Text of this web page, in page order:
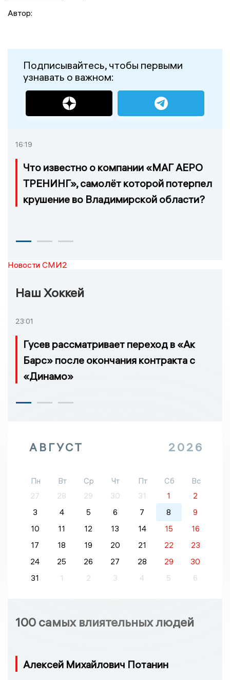
Автор:
Подписывайтесь, чтобы первыми
узнавать о важном:
16:19
Что известно о компании «МАГ АЕРО
ТРЕНИНГ», самолёт которой потерпел
крушение во Владимирской области?
Новости СМИ2
Наш Хоккей
23:01
Гусев рассматривает переход в «Ак
Барс» после окончания контракта с
«Динамо»
АВГУСТ 2026
Пн Вт Ср Чт Пт Сб
Вс
27
28 29 30 31 1
2
3
4 5 6 7 8
9
10
11 12 13 14 15
16
17
18 19 20 21 22
23
24
25 26 27 28 29
30
31
1 2 3 4 5 6
100 самых влиятельных людей
Алексей Михайлович Потанин